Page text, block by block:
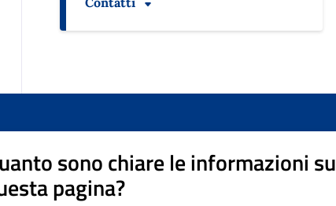
sono chiare le informazioni su
pagina?